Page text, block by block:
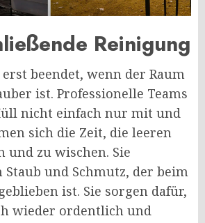
Reinigung
beendet, wenn der Raum
ist. Professionelle Teams
nicht einfach nur mit und
sich die Zeit, die leeren
und zu wischen. Sie
und Schmutz, der beim
ist. Sie sorgen dafür,
wieder ordentlich und